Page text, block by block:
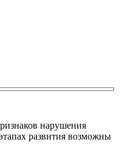
нарушения
развития возможны